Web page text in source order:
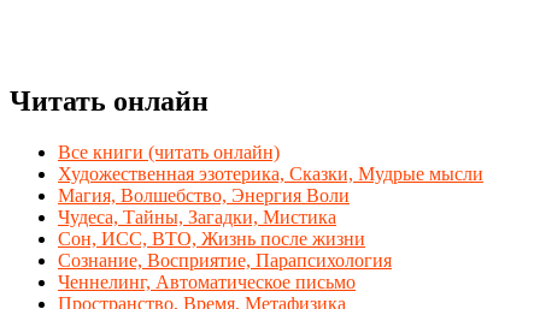
Читать онлайн
Все книги (читать онлайн)
Художественная эзотерика, Сказки, Мудрые мысли
Магия, Волшебство, Энергия Воли
Чудеса, Тайны, Загадки, Мистика
Сон, ИСС, ВТО, Жизнь после жизни
Сознание, Восприятие, Парапсихология
Ченнелинг, Автоматическое письмо
Пространство, Время, Метафизика